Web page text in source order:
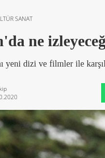
SANAT
ne
yeni dizi ve filmler ile